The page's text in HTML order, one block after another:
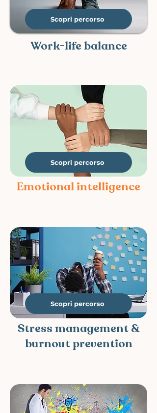
Scopri percorso
Work-life balance
Scopri percorso
Emotional intelligence
Scopri percorso
Stress management &
burnout prevention